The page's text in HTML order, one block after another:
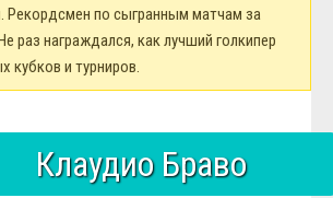
Рекордсмен по сыгранным матчам за
раз награждался, как лучший голкипер
кубков и турниров.
Клаудио Браво